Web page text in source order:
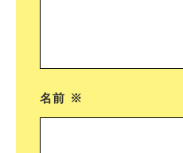
名前 ※